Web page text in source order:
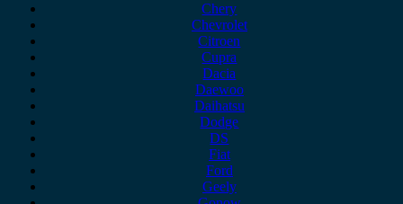
Chery
Chevrolet
Citroen
Cupra
Dacia
Daewoo
Daihatsu
Dodge
DS
Fiat
Ford
Geely